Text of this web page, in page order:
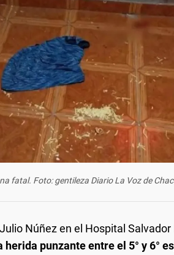
fatal. Foto: gentileza Diario La Voz de
Núñez en el Hospital Salvador
herida punzante entre el 5° y 6°